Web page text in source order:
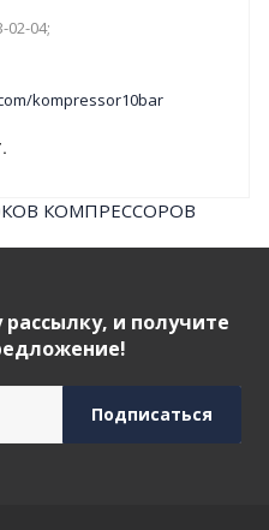
02-04;
kompressor10bar
и получите